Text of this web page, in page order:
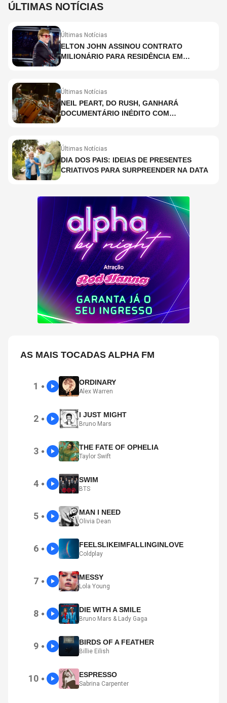
ÚLTIMAS NOTÍCIAS
Últimas Notícias
ELTON JOHN ASSINOU CONTRATO
MILIONÁRIO PARA RESIDÊNCIA EM
Últimas Notícias
NEIL PEART, DO RUSH, GANHARÁ
DOCUMENTÁRIO INÉDITO COM
Últimas Notícias
DIA DOS PAIS: IDEIAS DE PRESENTES
CRIATIVOS PARA SURPREENDER NA DATA
AS MAIS TOCADAS ALPHA FM
1 ● ORDINARY
Alex Warren
2 ● I JUST MIGHT
Bruno Mars
3 ● THE FATE OF OPHELIA
Taylor Swift
4 ● SWIM
BTS
5 ● MAN I NEED
Olivia Dean
6 ● FEELSLIKEIMFALLINGINLOVE
Coldplay
7 ● MESSY
Lola Young
8 ● DIE WITH A SMILE
Bruno Mars & Lady Gaga
9 ● BIRDS OF A FEATHER
Billie Eilish
10 ● ESPRESSO
Sabrina Carpenter